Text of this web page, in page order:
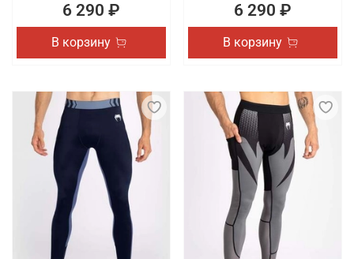
6 290 ₽
В корзину
6 290 ₽
В корзину